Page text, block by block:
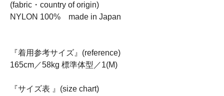
(fabric・country of origin)
NYLON 100% made in Japan
『着用参考サイズ』(reference)
165cm／58kg 標準体型／1(M)
『サイズ表 』(size chart)